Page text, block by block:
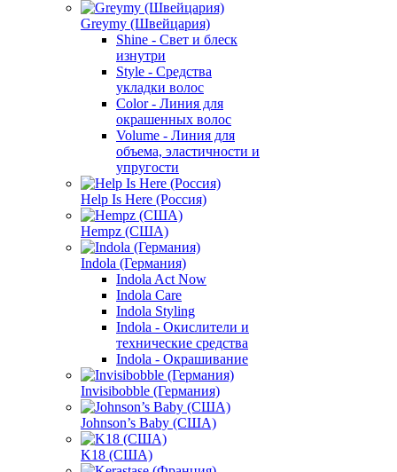
Greymy (Швейцария)
Shine - Свет и блеск
изнутри
Style - Средства
укладки волос
Color - Линия для
окрашенных волос
Volume - Линия для
объема, эластичности и
упругости
Help Is Here (Россия)
Hempz (США)
Indola (Германия)
Indola Act Now
Indola Care
Indola Styling
Indola - Окислители и
технические средства
Indola - Окрашивание
Invisibobble (Германия)
Johnson’s Baby (США)
K18 (США)